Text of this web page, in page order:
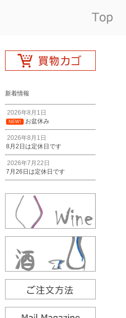
新着情報
2026年8月1日
NEW! お盆休み
2026年8月1日
8月2日は定休日です
2026年7月22日
7月26日は定休日です